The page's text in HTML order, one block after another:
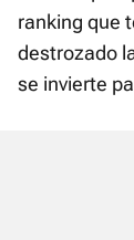
ranking que
destrozado
se invierte